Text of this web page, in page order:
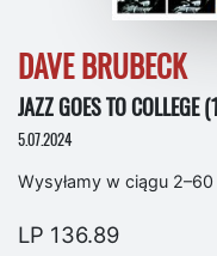
DAVE BRUBECK
JAZZ GOES TO
5.07.2024
Wysyłamy w ciągu
LP 136.89